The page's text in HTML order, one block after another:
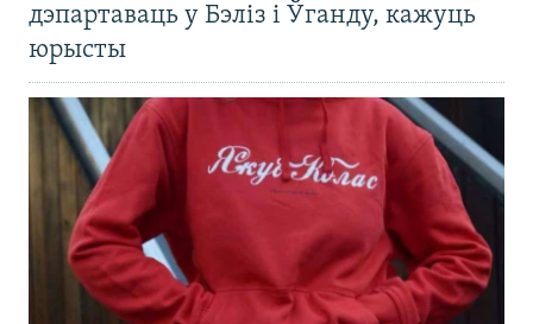
дэпартаваць у Бэліз і Ўганду, кажуць
юрысты